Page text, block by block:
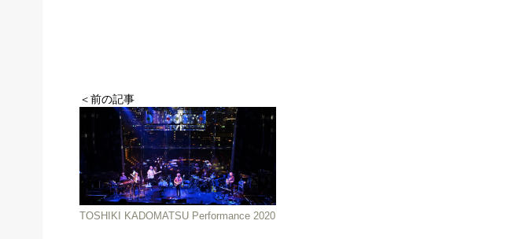
＜前の記事
TOSHIKI KADOMATSU Performance 2020